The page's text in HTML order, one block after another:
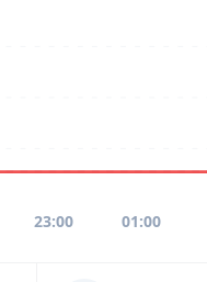
23:00 01:00